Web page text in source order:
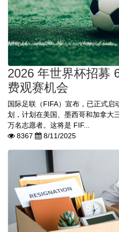
2026 年世界杯招募
费观赛机会
国际足联（FIFA）宣布，已正式
划，计划在美国、墨西哥和加拿大
万名志愿者。这将是 FIF...
8367
8/11/2025